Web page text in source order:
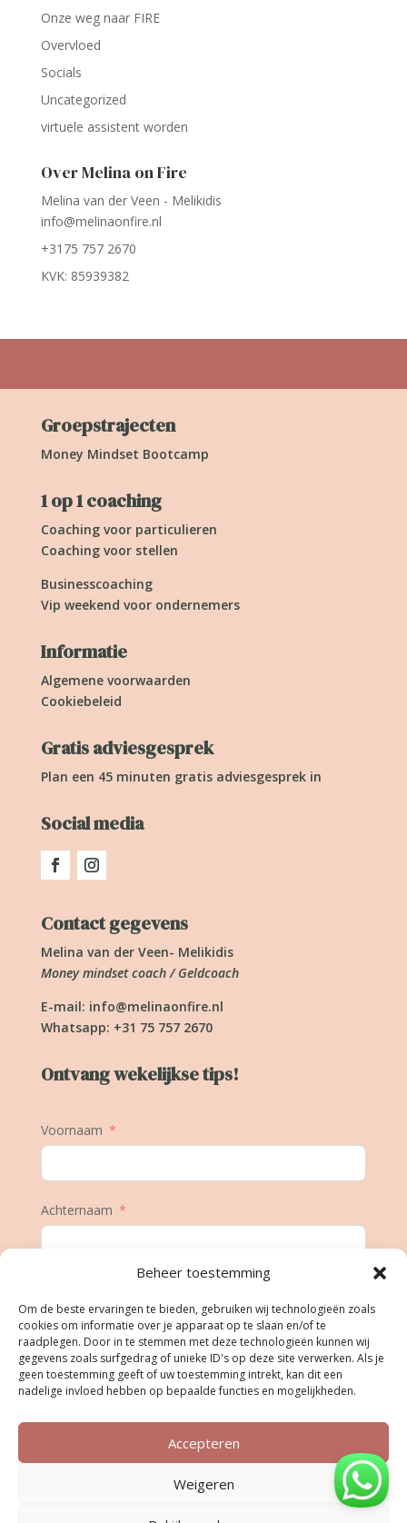
Beheer toestemming
Om de beste ervaringen te bieden, gebruiken wij technologieën zoals
cookies om informatie over je apparaat op te slaan en/of te
raadplegen. Door in te stemmen met deze technologieën kunnen wij
gegevens zoals surfgedrag of unieke ID's op deze site verwerken. Als je
geen toestemming geeft of uw toestemming intrekt, kan dit een
nadelige invloed hebben op bepaalde functies en mogelijkheden.
Accepteren
Weigeren
Onze weg naar FIRE
Overvloed
Socials
Uncategorized
virtuele assistent worden
Over Melina on Fire
Melina van der Veen - Melikidis
info@melinaonfire.nl
+3175 757 2670
KVK: 85939382
Groepstrajecten
Money Mindset Bootcamp
1 op 1 coaching
Coaching voor particulieren
Coaching voor stellen
Businesscoaching
Vip weekend voor ondernemers
Informatie
Algemene voorwaarden
Cookiebeleid
Gratis adviesgesprek
Plan een 45 minuten gratis adviesgesprek in
Social media
Contact gegevens
Melina van der Veen- Melikidis
Money mindset coach / Geldcoach
E-mail: info@melinaonfire.nl
Whatsapp: +31 75 757 2670
Ontvang wekelijkse tips!
Voornaam
Achternaam
Geboortedatum
Inschrijven